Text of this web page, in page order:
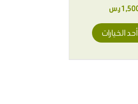
ر.س
الخيارات